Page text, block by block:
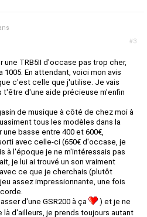
#3
une TRB5II d'occase pas trop cher,
En attendant, voici mon avis
c'est celle que j'utilise. Je vais
d'une aide précieuse m'enfin
de musique à côté de chez moi à
tous les modèles dans la
basse entre 400 et 600€,
avec celle-ci (650€ d'occase, je
à l'époque je ne m'intéressais pas
je lui ai trouvé un son vraiment
ce que je cherchais (plutôt
assez impressionnante, une fois
d'une GSR200 à ça
) et je ne
là d'ailleurs, je prends toujours autant